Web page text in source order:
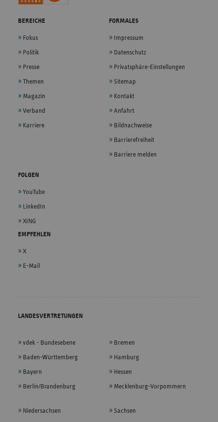
BEREICHE
Fokus
Politik
Presse
Themen
Magazin
Verband
Karriere
FORMALES
Impressum
Datenschutz
Privatsphäre-Einstellungen
Sitemap
Kontakt
Anfahrt
Bildnachweise
Barrierefreiheit
Barriere melden
FOLGEN
YouTube
LinkedIn
XING
EMPFEHLEN
X
E-Mail
LANDESVERTRETUNGEN
vdek - Bundesebene
Baden-Württemberg
Bayern
Berlin/Brandenburg
Bremen
Hamburg
Hessen
Mecklenburg-Vorpommern
Niedersachsen Sachsen